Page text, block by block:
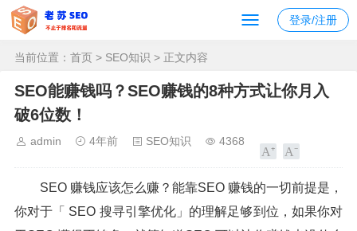
登录/注册
当前位置： 首页 > SEO知识 > 正文内容
SEO能赚钱吗？SEO赚钱的8种方式让你月入
破6位数！
admin 4年前 SEO知识 4368
SEO 赚钱应该怎么赚？能靠SEO 赚钱的一切前提是，
你对于「 SEO 搜寻引擎优化」的理解足够到位，如果你对